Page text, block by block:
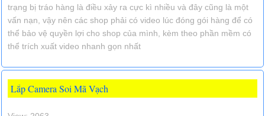
trạng bị tráo hàng là điều xảy ra cực kì nhiều và đây cũng là một
vấn nạn, vậy nên các shop phải có video lúc đóng gói hàng để có
thể bảo vệ quyền lợi cho shop của mình, kèm theo phần mềm có
thể trích xuất video nhanh gọn nhất
Lắp Camera Soi Mã Vạch